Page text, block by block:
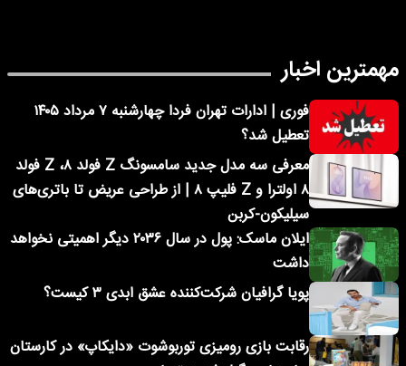
مهمترین اخبار
فوری | ادارات تهران فردا چهارشنبه ۷ مرداد ۱۴۰۵
تعطیل شد؟
معرفی سه مدل جدید سامسونگ Z فولد ۸، Z فولد
۸ اولترا و Z فلیپ ۸ | از طراحی عریض تا باتری‌های
سیلیکون-کربن
ایلان ماسک: پول در سال ۲۰۳۶ دیگر اهمیتی نخواهد
داشت
پویا گرافیان شرکت‌کننده عشق ابدی ۳ کیست؟
رقابت بازی رومیزی توربوشوت «دایکاپ» در کارستان